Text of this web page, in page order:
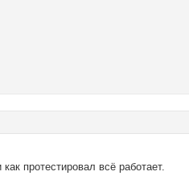
протестировал всё работает.